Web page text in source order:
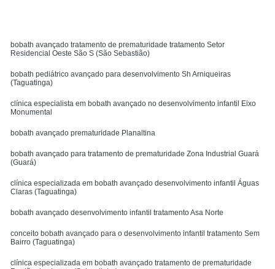
bobath avançado tratamento de prematuridade tratamento Setor
Residencial Oeste São S (São Sebastião)
bobath pediátrico avançado para desenvolvimento Sh Arniqueiras
(Taguatinga)
clínica especialista em bobath avançado no desenvolvimento infantil Eixo
Monumental
bobath avançado prematuridade Planaltina
bobath avançado para tratamento de prematuridade Zona Industrial Guará
(Guará)
clínica especializada em bobath avançado desenvolvimento infantil Águas
Claras (Taguatinga)
bobath avançado desenvolvimento infantil tratamento Asa Norte
conceito bobath avançado para o desenvolvimento infantil tratamento Sem
Bairro (Taguatinga)
clínica especializada em bobath avançado tratamento de prematuridade